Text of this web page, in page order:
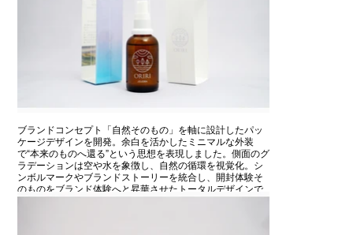
ブランドコンセプト「自然そのもの」を軸に設計したパッ
ケージデザインを開発。余白を活かしたミニマルな外装
で“本来のものへ還る”という思想を表現しました。側面のグ
ラデーションは空や水を象徴し、自然の循環を視覚化。シ
ンボルマークやブランドストーリーを統合し、開封体験そ
のものをブランド体験へと昇華させたトータルデザインで